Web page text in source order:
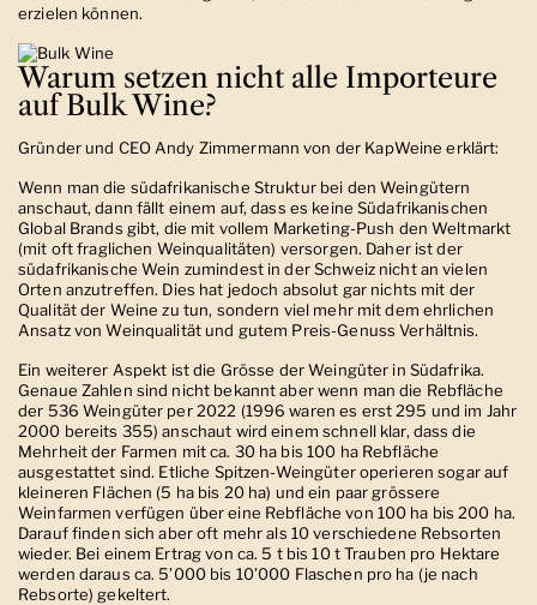
erzielen können.
Warum setzen nicht alle Importeure
auf Bulk Wine?
Gründer und CEO Andy Zimmermann von der KapWeine erklärt:
Wenn man die südafrikanische Struktur bei den Weingütern
anschaut, dann fällt einem auf, dass es keine Südafrikanischen
Global Brands gibt, die mit vollem Marketing-Push den Weltmarkt
(mit oft fraglichen Weinqualitäten) versorgen. Daher ist der
südafrikanische Wein zumindest in der Schweiz nicht an vielen
Orten anzutreffen. Dies hat jedoch absolut gar nichts mit der
Qualität der Weine zu tun, sondern viel mehr mit dem ehrlichen
Ansatz von Weinqualität und gutem Preis-Genuss Verhältnis.
Ein weiterer Aspekt ist die Grösse der Weingüter in Südafrika.
Genaue Zahlen sind nicht bekannt aber wenn man die Rebfläche
der 536 Weingüter per 2022 (1996 waren es erst 295 und im Jahr
2000 bereits 355) anschaut wird einem schnell klar, dass die
Mehrheit der Farmen mit ca. 30 ha bis 100 ha Rebfläche
ausgestattet sind. Etliche Spitzen-Weingüter operieren sogar auf
kleineren Flächen (5 ha bis 20 ha) und ein paar grössere
Weinfarmen verfügen über eine Rebfläche von 100 ha bis 200 ha.
Darauf finden sich aber oft mehr als 10 verschiedene Rebsorten
wieder. Bei einem Ertrag von ca. 5 t bis 10 t Trauben pro Hektare
werden daraus ca. 5’000 bis 10’000 Flaschen pro ha (je nach
Rebsorte) gekeltert.